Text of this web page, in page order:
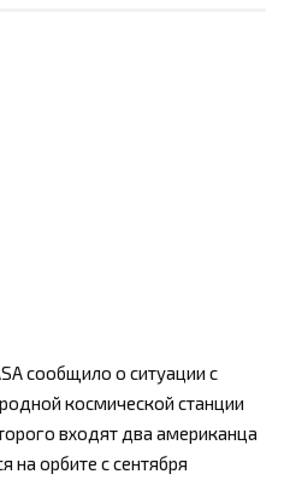
сообщило о ситуации с
космической станции
входят два американца
на орбите с сентября